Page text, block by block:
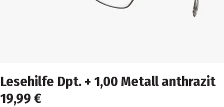
Lesehilfe Dpt. + 1,00 Metall anthrazit
19,99 €